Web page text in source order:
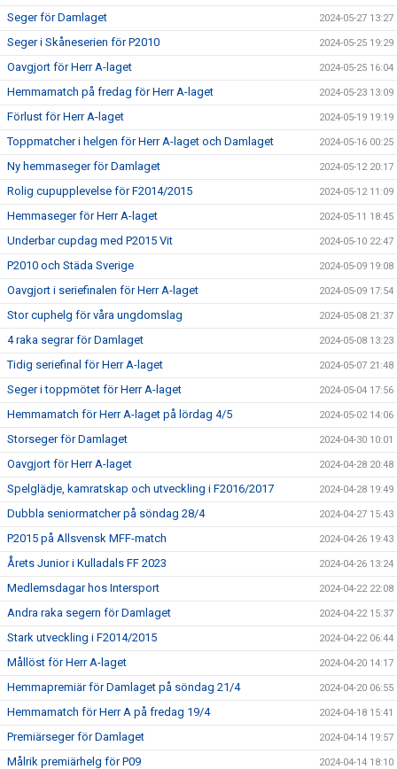
Seger för Damlaget 2024-05-27 13:27
Seger i Skåneserien för P2010 2024-05-25 19:29
Oavgjort för Herr A-laget 2024-05-25 16:04
Hemmamatch på fredag för Herr A-laget 2024-05-23 13:09
Förlust för Herr A-laget 2024-05-19 19:19
Toppmatcher i helgen för Herr A-laget och Damlaget 2024-05-16 00:25
Ny hemmaseger för Damlaget 2024-05-12 20:17
Rolig cupupplevelse för F2014/2015 2024-05-12 11:09
Hemmaseger för Herr A-laget 2024-05-11 18:45
Underbar cupdag med P2015 Vit 2024-05-10 22:47
P2010 och Städa Sverige 2024-05-09 19:08
Oavgjort i seriefinalen för Herr A-laget 2024-05-09 17:54
Stor cuphelg för våra ungdomslag 2024-05-08 21:37
4 raka segrar för Damlaget 2024-05-08 13:23
Tidig seriefinal för Herr A-laget 2024-05-07 21:48
Seger i toppmötet för Herr A-laget 2024-05-04 17:56
Hemmamatch för Herr A-laget på lördag 4/5 2024-05-02 14:06
Storseger för Damlaget 2024-04-30 10:01
Oavgjort för Herr A-laget 2024-04-28 20:48
Spelglädje, kamratskap och utveckling i F2016/2017 2024-04-28 19:49
Dubbla seniormatcher på söndag 28/4 2024-04-27 15:43
P2015 på Allsvensk MFF-match 2024-04-26 19:43
Årets Junior i Kulladals FF 2023 2024-04-26 13:24
Medlemsdagar hos Intersport 2024-04-22 22:08
Andra raka segern för Damlaget 2024-04-22 15:37
Stark utveckling i F2014/2015 2024-04-22 06:44
Mållöst för Herr A-laget 2024-04-20 14:17
Hemmapremiär för Damlaget på söndag 21/4 2024-04-20 06:55
Hemmamatch för Herr A på fredag 19/4 2024-04-18 15:41
Premiärseger för Damlaget 2024-04-14 19:57
Målrik premiärhelg för P09 2024-04-14 18:10